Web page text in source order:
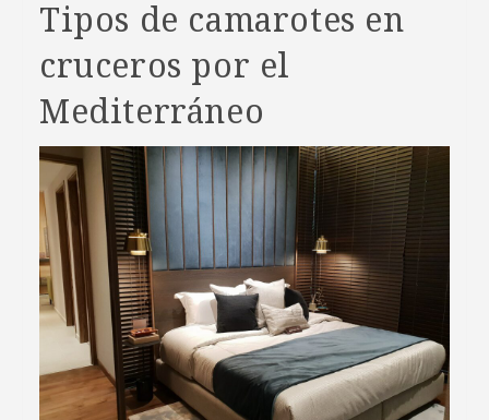
Tipos de camarotes en
cruceros por el
Mediterráneo